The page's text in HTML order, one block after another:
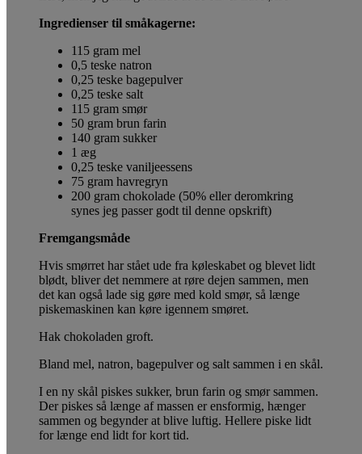
Ingredienser til småkagerne:
115 gram mel
0,5 teske natron
0,25 teske bagepulver
0,25 teske salt
115 gram smør
50 gram brun farin
140 gram sukker
1 æg
0,25 teske vaniljeessens
75 gram havregryn
200 gram chokolade (50% eller deromkring
synes jeg passer godt til denne opskrift)
Fremgangsmåde
Hvis smørret har stået ude fra køleskabet og blevet lidt
blødt, bliver det nemmere at røre dejen sammen, men
det kan også lade sig gøre med kold smør, så længe
piskemaskinen kan køre igennem smøret.
Hak chokoladen groft.
Bland mel, natron, bagepulver og salt sammen i en skål.
I en ny skål piskes sukker, brun farin og smør sammen.
Der piskes så længe af massen er ensformig, hænger
sammen og begynder at blive luftig. Hellere piske lidt
for længe end lidt for kort tid.